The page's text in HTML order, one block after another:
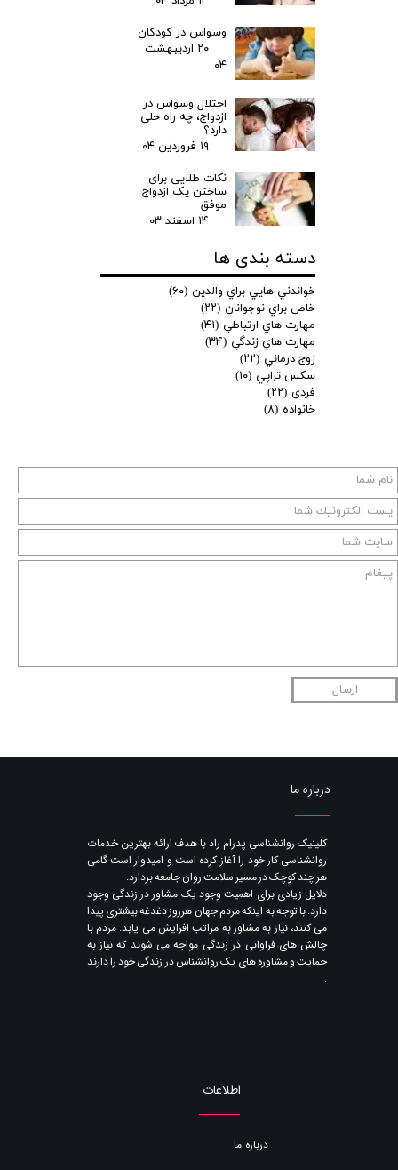
ارسال
وسواس در کودکان
۲۰ اردیبهشت
۰۴
اختلال وسواس در
ازدواج، چه راه حلی
دارد؟
۱۹ فروردین ۰۴
نکات طلایی برای
ساختن یک ازدواج
موفق
۱۴ اسفند ۰۳
دسته بندی ها
خواندني هايي براي والدين (۶۰)
خاص براي نوجوانان (۲۲)
مهارت هاي ارتباطي (۴۱)
مهارت هاي زندگي (۳۴)
زوج درماني (۲۲)
سكس تراپي (۱۰)
فردی (۲۲)
خانواده (۸)
درباره ما
​کلینیک روانشناسی پدرام راد با هدف ارائه بهترین خدمات
روانشناسی کار خود را آغاز کرده است و امیدوار است گامی
هر چند کوچک در مسیر سلامت روان جامعه بردارد.
دلایل زیادی برای اهمیت وجود یک مشاور در زندگی وجود
دارد. با توجه به اینکه مردم جهان هرروز دغدغه بیشتری پیدا
می کنند​​​​​​​، نیاز به مشاور به مراتب افزایش می یابد. مردم با
چالش های فراوانی در زندگی مواجه می شوند که نیاز به
حمایت و مشاوره های یک روانشناس در زندگی خود را دارند​​​​​​​
.
اطلاعات
درباره ما